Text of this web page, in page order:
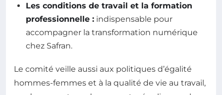
Les conditions de travail et la formation
professionnelle : indispensable pour
accompagner la transformation numérique
chez Safran.
Le comité veille aussi aux politiques d’égalité
hommes-femmes et à la qualité de vie au travail,